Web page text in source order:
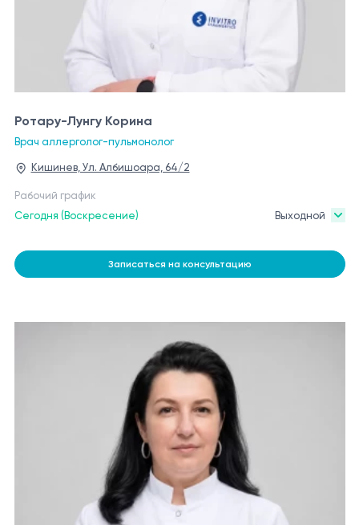
Ротару-Лунгу Корина
Врач аллерголог-пульмонолог
Кишинев, Ул. Албишоара, 64/2
Рабочий график
Сегодня (Воскресение)
Выходной
Записаться на консультацию